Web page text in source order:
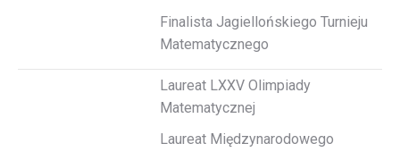
Finalista Jagiellońskiego Turnieju
Matematycznego
Laureat LXXV Olimpiady
Matematycznej
Laureat Międzynarodowego